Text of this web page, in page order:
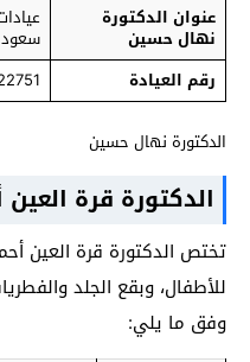
عنوان الدكتورة
نهال حسين
رقم العيادة
الدكتورة نهال حسين
الدكتورة قرة
تختص الدكتورة قرة العين
للأطفال، وبقع الجلد
وفق ما يلي: